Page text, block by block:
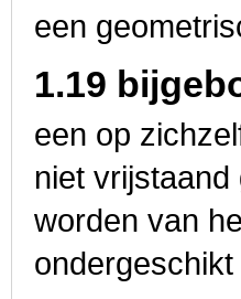
een
1.19
een op
niet
worden van